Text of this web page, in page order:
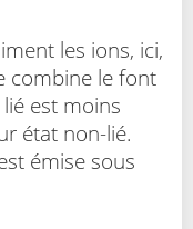
les ions, ici,
combine le font
est moins
état non-lié.
émise sous